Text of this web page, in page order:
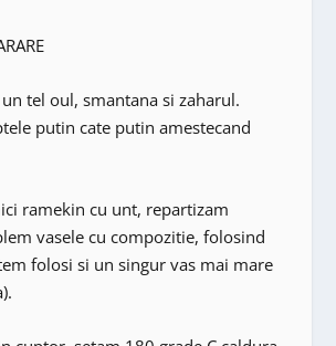
tel oul, smantana si zaharul.
putin cate putin amestecand
ramekin cu unt, repartizam
vasele cu compozitie, folosind
folosi si un singur vas mai mare